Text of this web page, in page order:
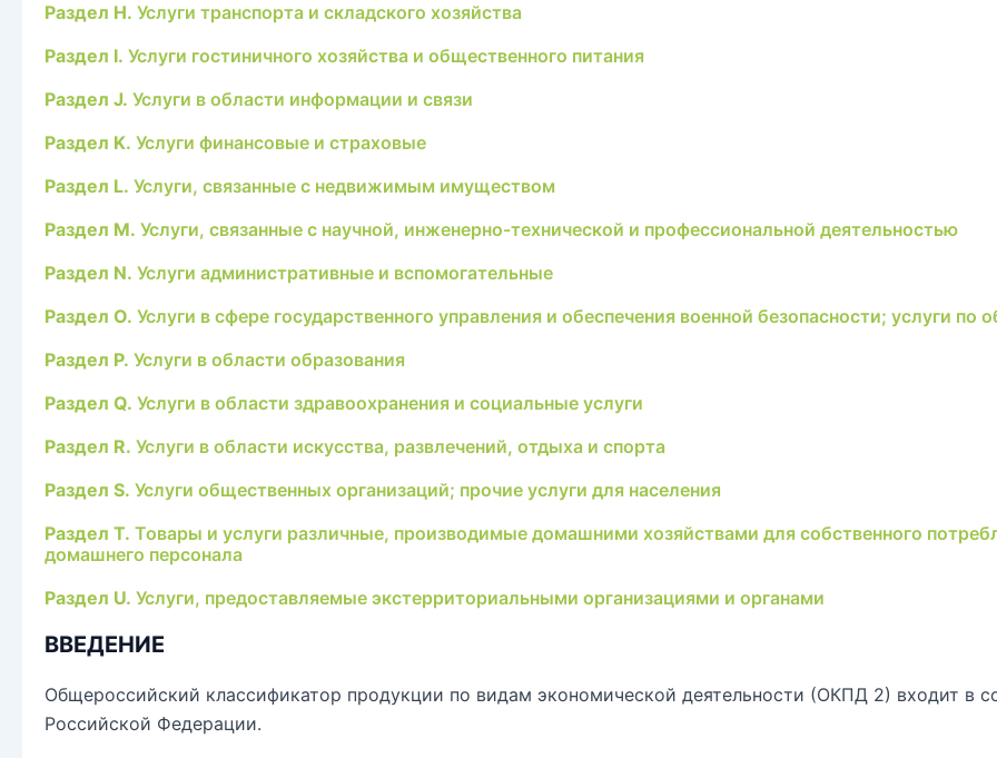
Раздел H. Услуги транспорта и складского хозяйства
Раздел I. Услуги гостиничного хозяйства и общественного питания
Раздел J. Услуги в области информации и связи
Раздел K. Услуги финансовые и страховые
Раздел L. Услуги, связанные с недвижимым имуществом
Раздел M. Услуги, связанные с научной, инженерно-технической и профессиональной деятельностью
Раздел N. Услуги административные и вспомогательные
Раздел O. Услуги в сфере государственного управления и обеспечения военной безопасности; услуги
Раздел P. Услуги в области образования
Раздел Q. Услуги в области здравоохранения и социальные услуги
Раздел R. Услуги в области искусства, развлечений, отдыха и спорта
Раздел S. Услуги общественных организаций; прочие услуги для населения
Раздел T. Товары и услуги различные, производимые домашними хозяйствами для собственного
домашнего персонала
Раздел U. Услуги, предоставляемые экстерриториальными организациями и органами
ВВЕДЕНИЕ
Общероссийский классификатор продукции по видам экономической деятельности (ОКПД 2) входит в
Российской Федерации.